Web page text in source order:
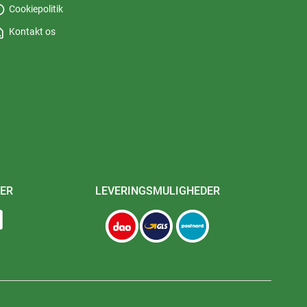
Cookiepolitik
Kontakt os
LEVERINGSMULIGHEDER